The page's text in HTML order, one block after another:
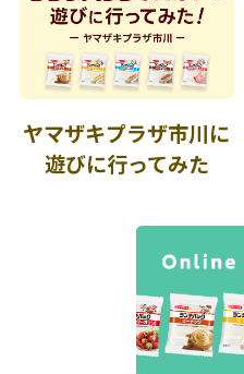
ヤマザキプラザ市川に
遊びに行ってみた